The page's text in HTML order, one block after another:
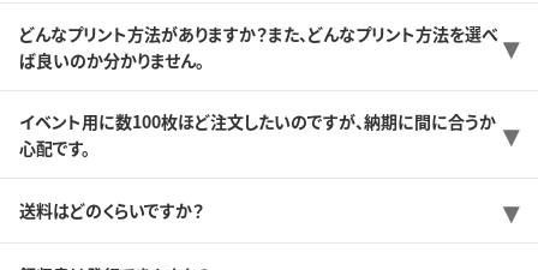
どんなプリント方法がありますか？また、どんなプリント方法を選べ
ば良いのか分かりません。
イベント用に数100枚ほど注文したいのですが、納期に間に合うか
心配です。
送料はどのくらいですか？